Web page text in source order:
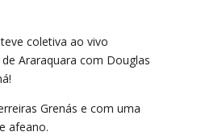
coletiva ao vivo
Araraquara com Douglas
Grenás e com uma
afeano.